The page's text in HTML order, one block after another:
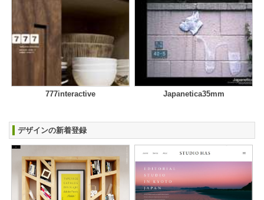
777interactive Japanetica35mm
デザインの新着登録